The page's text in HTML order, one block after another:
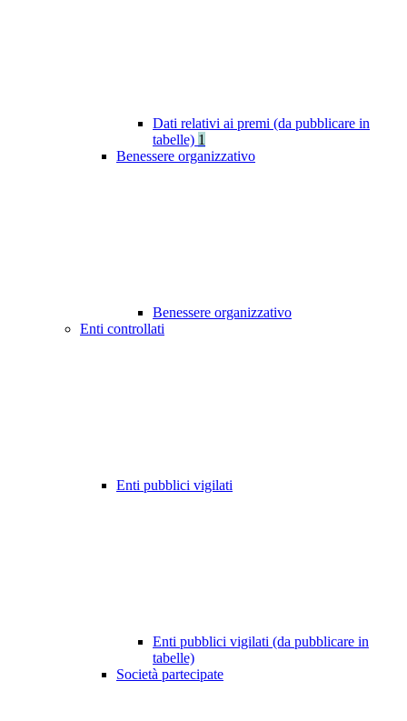
Dati relativi ai premi (da pubblicare in
tabelle) 1
Benessere organizzativo
Benessere organizzativo
Enti controllati
Enti pubblici vigilati
Enti pubblici vigilati (da pubblicare in
tabelle)
Società partecipate